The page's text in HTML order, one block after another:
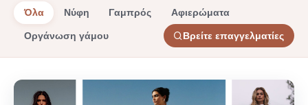
Όλα Νύφη Γαμπρός
Αφιερώματα
Οργάνωση γάμου
Βρείτε επαγγελματίες